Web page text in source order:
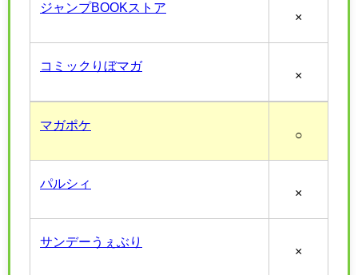
ジャンプBOOKストア
×
コミックりぼマガ
×
マガポケ
○
パルシィ
×
サンデーうぇぶり
×